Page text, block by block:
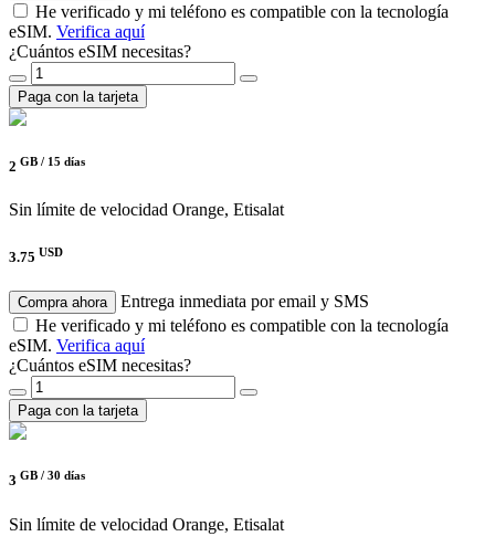
He verificado y mi teléfono es compatible con la tecnología
eSIM. Verifica aquí
¿Cuántos eSIM necesitas?
Paga con la tarjeta
2 GB / 15 días
Sin límite de velocidad Orange, Etisalat
3.75 USD
Compra ahora
Entrega inmediata por email y SMS
He verificado y mi teléfono es compatible con la tecnología
eSIM. Verifica aquí
¿Cuántos eSIM necesitas?
Paga con la tarjeta
3 GB / 30 días
Sin límite de velocidad Orange, Etisalat